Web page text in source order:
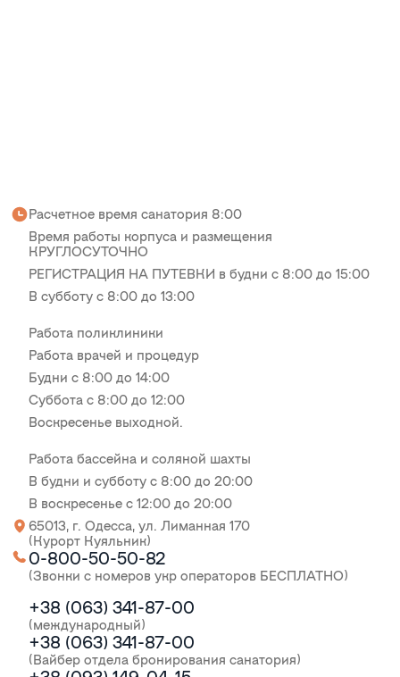
Расчетное время санатория 8:00
Время работы корпуса и размещения
КРУГЛОСУТОЧНО
РЕГИСТРАЦИЯ НА ПУТЕВКИ в будни с 8:00 до 15:00
В субботу с 8:00 до 13:00
Работа поликлиники
Работа врачей и процедур
Будни с 8:00 до 14:00
Суббота с 8:00 до 12:00
Воскресенье выходной.
Работа бассейна и соляной шахты
В будни и субботу с 8:00 до 20:00
В воскресенье с 12:00 до 20:00
65013, г. Одесса, ул. Лиманная 170
(Курорт Куяльник)
0-800-50-50-82
(Звонки с номеров укр операторов БЕСПЛАТНО)
+38 (063) 341-87-00
(международный)
+38 (063) 341-87-00
(Вайбер отдела бронирования санатория)